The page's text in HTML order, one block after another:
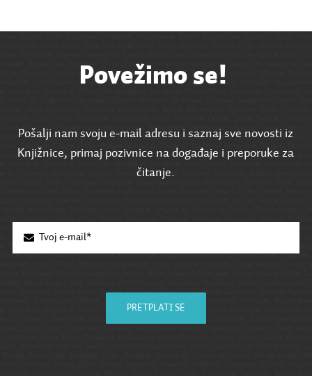
Povežimo se!
Pošalji nam svoju e-mail adresu i saznaj sve novosti iz
Knjižnice, primaj pozivnice na događaje i preporuke za
čitanje.
PRETPLATI SE